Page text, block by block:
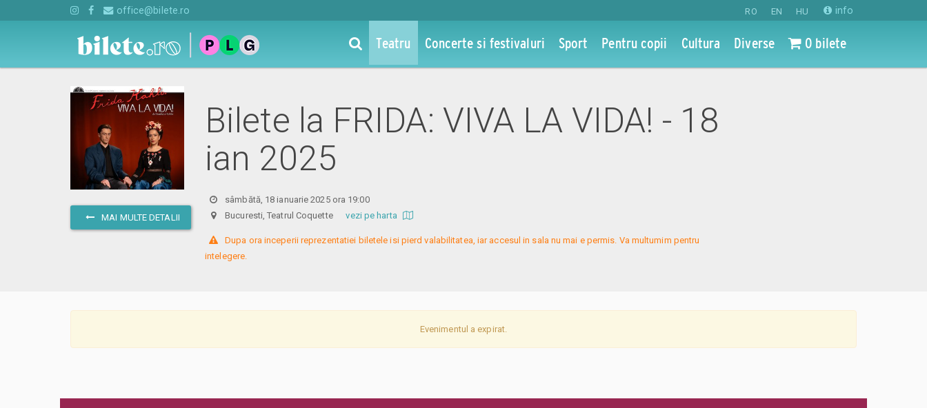
RO EN HU info
office@bilete.ro
Teatru Concerte si festivaluri Sport Pentru copii Cultura Diverse 0 bilete
MAI MULTE DETALII
Bilete la FRIDA: VIVA LA VIDA! - 18
ian 2025
sâmbătă, 18 ianuarie 2025 ora 19:00
Bucuresti, Teatrul Coquettevezi pe harta
Dupa ora inceperii reprezentatiei biletele isi pierd valabilitatea, iar accesul in sala nu mai e permis. Va multumim pentru
intelegere.
Evenimentul a expirat.